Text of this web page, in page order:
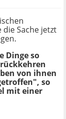
Sache jetzt
Dinge so
von ihnen
so
mit einer